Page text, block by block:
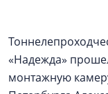
«Надежда»
монтажную